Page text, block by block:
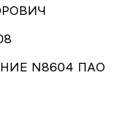
N8604 ПАО